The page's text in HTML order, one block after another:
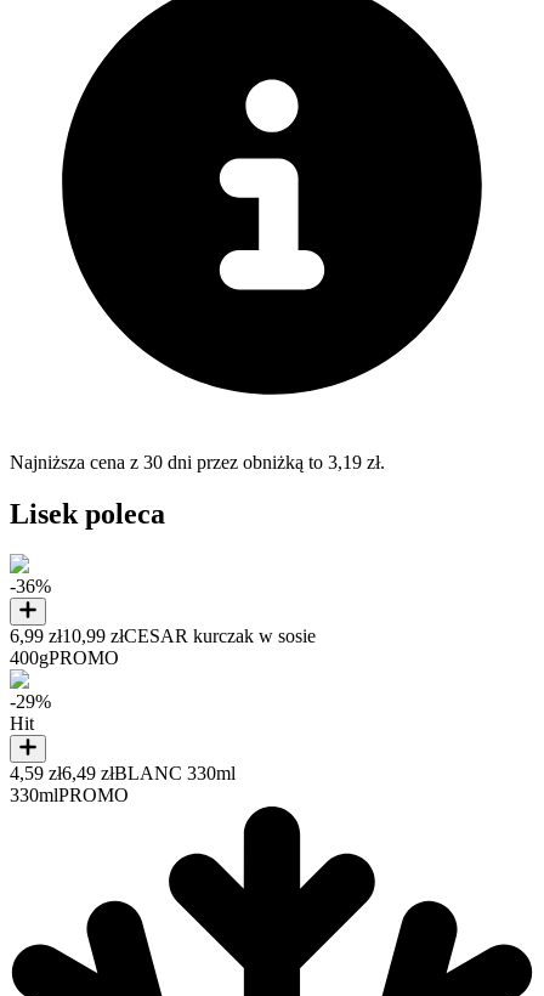
Najniższa cena z 30 dni przez obniżką to 3,19 zł.
Lisek poleca
-36%
6,99 zł10,99 złCESAR kurczak w sosie
400gPROMO
-29%
Hit
4,59 zł6,49 złBLANC 330ml
330mlPROMO